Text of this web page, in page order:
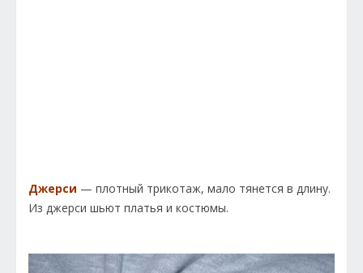
Джерси — плотный трикотаж, мало тянется в длину.
Из джерси шьют платья и костюмы.